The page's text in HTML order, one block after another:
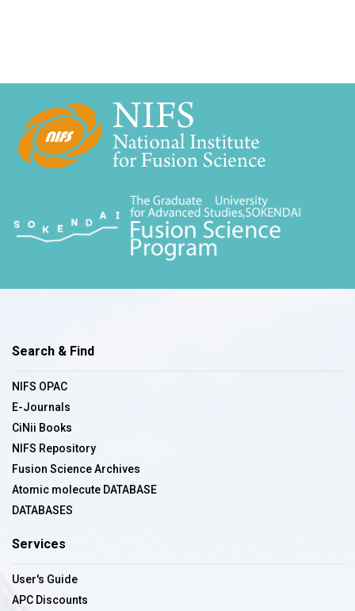
Search & Find
NIFS OPAC
E-Journals
CiNii Books
NIFS Repository
Fusion Science Archives
Atomic molecute DATABASE
DATABASES
Services
User's Guide
APC Discounts